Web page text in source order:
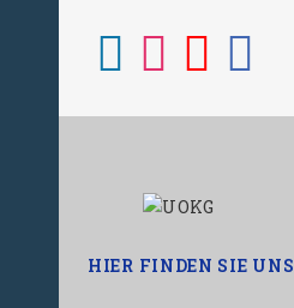
HIER FINDEN SIE UNS